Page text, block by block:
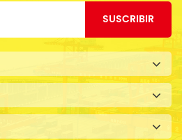
SUSCRIBIR